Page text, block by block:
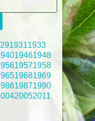
19311933
19461948
19571958
19681969
19871990
20052011